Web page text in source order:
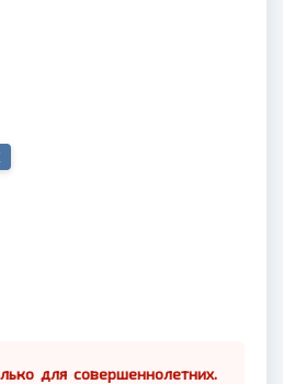
для совершеннолетних.